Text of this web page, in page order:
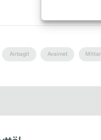
Airbagit Avaimet